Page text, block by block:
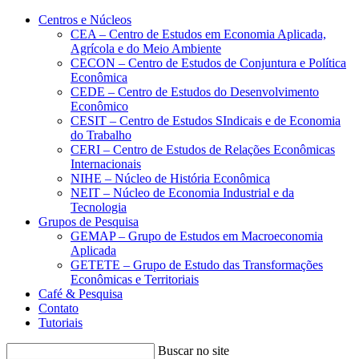
Conteúdo principal Menu principal
Centros e Núcleos
CEA – Centro de Estudos em Economia Aplicada,
Agrícola e do Meio Ambiente
CECON – Centro de Estudos de Conjuntura e Política
Econômica
CEDE – Centro de Estudos do Desenvolvimento
Econômico
CESIT – Centro de Estudos SIndicais e de Economia
do Trabalho
CERI – Centro de Estudos de Relações Econômicas
Internacionais
NIHE – Núcleo de História Econômica
NEIT – Núcleo de Economia Industrial e da
Tecnologia
Grupos de Pesquisa
GEMAP – Grupo de Estudos em Macroeconomia
Aplicada
GETETE – Grupo de Estudo das Transformações
Econômicas e Territoriais
Café & Pesquisa
Contato
Tutoriais
Buscar no site